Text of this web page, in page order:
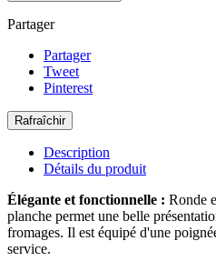
Partager
Partager
Tweet
Pinterest
Description
Détails du produit
Élégante et fonctionnelle : Ronde
planche permet une belle
fromages. Il est équipé d'une
service.